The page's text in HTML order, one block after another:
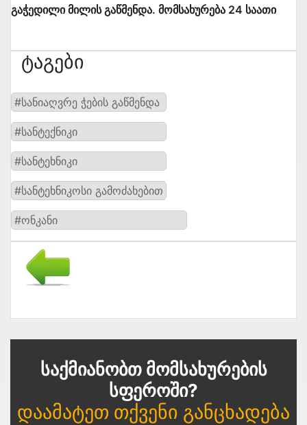
გაჭედილი მილის გაწმენდა. მომსახურება 24 საათი
Ტაგები
#სანიაღვრე ჭების გაწმენდა
#სანტექნიკი
#სანტეხნიკი
#სანტეხნიკოსი გამოძახებით
#ონკანი
Საქმიანობთ Მომსახურების
Სფეროში?
Დაამატეთ Თქვენი Განცხადება